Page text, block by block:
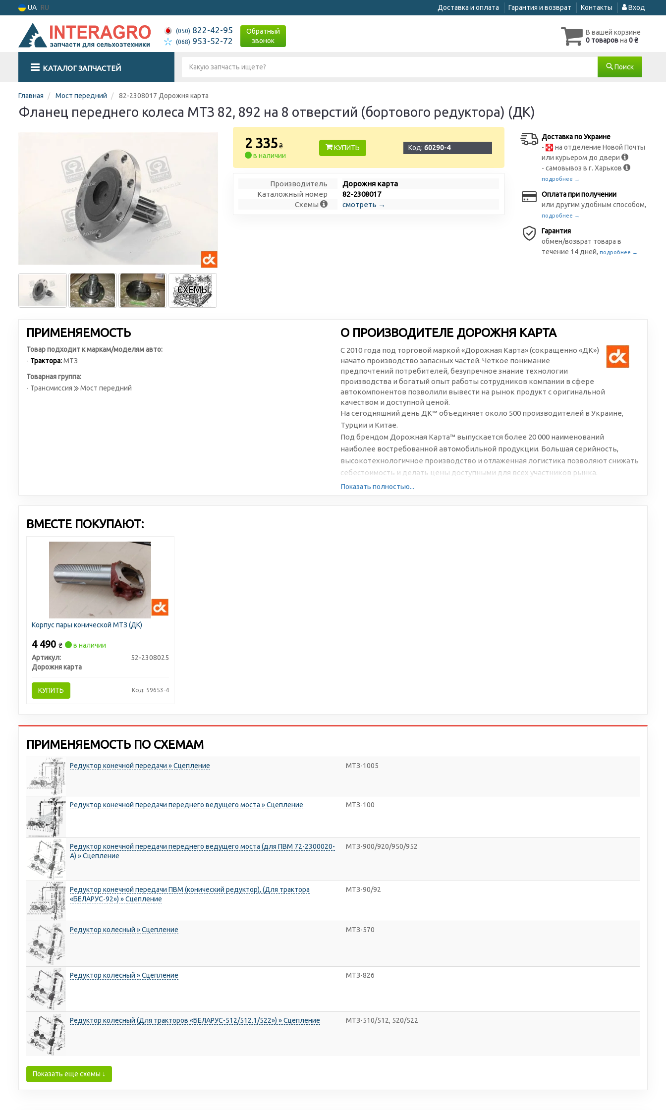
UA RU Доставка и оплата Гарантия и возврат Контакты Вход
(050) 822-42-95
(068) 953-52-72
Обратный
звонок
В вашей корзине
0 товаровна 0 ₴
КАТАЛОГ ЗАПЧАСТЕЙ Поиск
Главная Мост передний 82-2308017 Дорожня карта
Фланец переднего колеса МТЗ 82, 892 на 8 отверстий (бортового редуктора) (ДК)
2 335 ₴
в наличии
КУПИТЬ Код:60290-4
Производитель
Дорожня карта
Каталожный номер
82-2308017
Схемы
смотреть →
Доставка по Украине
-
на отделение Новой Почты
или курьером до двери
- самовывоз в г. Харьков
подробнее →
Оплата при получении
или другим удобным способом,
подробнее →
Гарантия
обмен/возврат товара в
течение 14 дней,подробнее →
ПРИМЕНЯЕМОСТЬ
Товар подходит к маркам/моделям авто:
- Трактора:МТЗ
Товарная группа:
- Трансмиссия
Мост передний
О ПРОИЗВОДИТЕЛЕ ДОРОЖНЯ КАРТА
С 2010 года под торговой маркой «Дорожная Карта» (сокращенно «ДК»)
начато производство запасных частей. Четкое понимание
предпочтений потребителей, безупречное знание технологии
производства и богатый опыт работы сотрудников компании в сфере
автокомпонентов позволили вывести на рынок продукт с оригинальной
качеством и доступной ценой.
На сегодняшний день ДК™ объединяет около 500 производителей в Украине,
Турции и Китае.
Под брендом Дорожная Карта™ выпускается более 20 000 наименований
наиболее востребованной автомобильной продукции. Большая серийность,
высокотехнологичное производство и отлаженная логистика позволяют снижать
себестоимость и делать цены доступными для всех участников рынка.
Показать полностью...
ВМЕСТЕ ПОКУПАЮТ:
Корпус пары конической МТЗ (ДК)
4 490 ₴
в наличии
Артикул:
52-2308025
Дорожня карта
КУПИТЬ Код: 59653-4
ПРИМЕНЯЕМОСТЬ ПО СХЕМАМ
Редуктор конечной передачи » Сцепление МТЗ-1005
Редуктор конечной передачи переднего ведущего моста » Сцепление МТЗ-100
Редуктор конечной передачи переднего ведущего моста (для ПВМ 72-2300020-
А) » Сцепление
МТЗ-900/920/950/952
Редуктор конечной передачи ПВМ (конический редуктор), (Для трактора
«БЕЛАРУС-92») » Сцепление
МТЗ-90/92
Редуктор колесный » Сцепление МТЗ-570
Редуктор колесный » Сцепление МТЗ-826
Редуктор колесный (Для тракторов «БЕЛАРУС-512/512.1/522») » Сцепление МТЗ-510/512, 520/522
Показать еще схемы ↓